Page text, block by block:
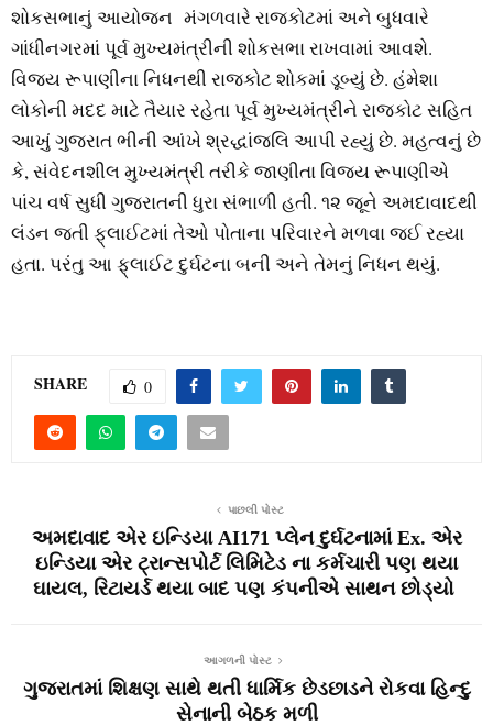
શોકસભાનું આયોજન મંગળવારે રાજકોટમાં અને બુધવારે
ગાંધીનગરમાં પૂર્વ મુખ્‍યમંત્રીની શોકસભા રાખવામાં આવશે.
વિજય રૂપાણીના નિધનથી રાજકોટ શોકમાં ડૂબ્‍યું છે. હંમેશા
લોકોની મદદ માટે તૈયાર રહેતા પૂર્વ મુખ્‍યમંત્રીને રાજકોટ સહિત
આખું ગુજરાત ભીની આંખે શ્રદ્ધાંજલિ આપી રહ્યું છે. મહત્‍વનું છે
કે, સંવેદનશીલ મુખ્‍યમંત્રી તરીકે જાણીતા વિજય રૂપાણીએ
પાંચ વર્ષ સુધી ગુજરાતની ધુરા સંભાળી હતી. ૧૨ જૂને અમદાવાદથી
લંડન જતી ફ્‌લાઈટમાં તેઓ પોતાના પરિવારને મળવા જઈ રહ્યા
હતા. પરંતુ આ ફ્‌લાઈટ દુર્ઘટના બની અને તેમનું નિધન થયું.
SHARE 0
પાછલી પોસ્ટ
અમદાવાદ એર ઇન્ડિયા AI171 પ્લેન દુર્ઘટનામાં Ex. એર
ઇન્ડિયા એર ટ્રાન્સપોર્ટ લિમિટેડ ના કર્મચારી પણ થયા
ઘાયલ, રિટાયર્ડ થયા બાદ પણ કંપનીએ સાથન છોડ્યો
આગળની પોસ્ટ
ગુજરાતમાં શિક્ષણ સાથે થતી ધાર્મિક છેડછાડને રોકવા હિન્દુ
સેનાની બેઠક મળી